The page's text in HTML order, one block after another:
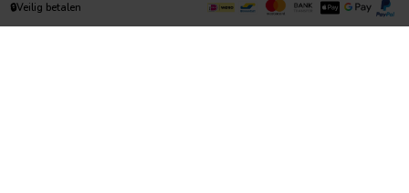
🔒Veilig betalen